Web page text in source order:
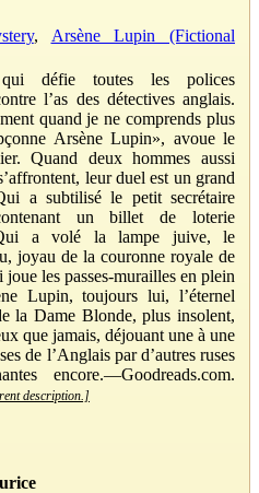
, Arsène Lupin (Fictional
qui défie toutes les polices
l’as des détectives anglais.
quand je ne comprends plus
Arsène Lupin», avoue le
Quand deux hommes aussi
leur duel est un grand
a subtilisé le petit secrétaire
un billet de loterie
a volé la lampe juive, le
joyau de la couronne royale de
joue les passes-murailles en plein
Lupin, toujours lui, l’éternel
la Dame Blonde, plus insolent,
que jamais, déjouant une à une
de l’Anglais par d’autres ruses
encore.—Goodreads.com.
description.]